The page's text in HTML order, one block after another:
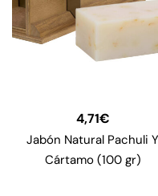
4,71€
Jabón Natural Pachuli Y
Cártamo (100 gr)